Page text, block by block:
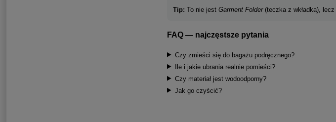
Tip: To nie jest Garment Folder(teczka z wkładką), lecz
FAQ — najczęstsze pytania
Czy zmieści się do bagażu podręcznego?
Ile i jakie ubrania realnie pomieści?
Czy materiał jest wodoodporny?
Jak go czyścić?